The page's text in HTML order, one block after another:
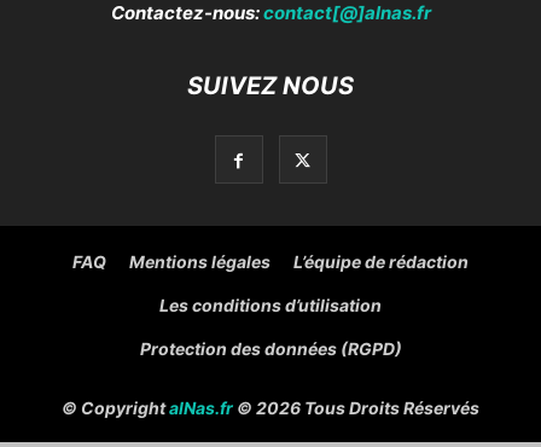
Contactez-nous:contact[@]alnas.fr
SUIVEZ NOUS
FAQ Mentions légales L’équipe de rédaction
Les conditions d’utilisation
Protection des données (RGPD)
© CopyrightalNas.fr © 2026 Tous Droits Réservés